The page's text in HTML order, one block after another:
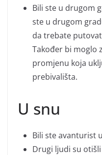
Bili ste u drugom
ste u drugom
da trebate
Također bi moglo
promjenu koja
prebivališta.
U snu
Bili ste avanturist
Drugi ljudi su